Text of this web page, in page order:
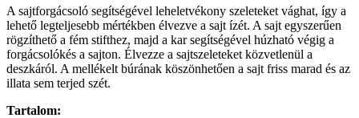
A sajtforgácsoló segítségével leheletvékony szeleteket vághat, így a
lehető legteljesebb mértékben élvezve a sajt ízét. A sajt egyszerűen
rögzíthető a fém stifthez, majd a kar segítségével húzható végig a
forgácsolókés a sajton. Élvezze a sajtszeleteket közvetlenül a
deszkáról. A mellékelt búrának köszönhetően a sajt friss marad és az
illata sem terjed szét.
Tartalom: